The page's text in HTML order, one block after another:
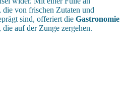
, die von frischen Zutaten und
sind, offeriert die Gastronomie
die auf der Zunge zergehen.